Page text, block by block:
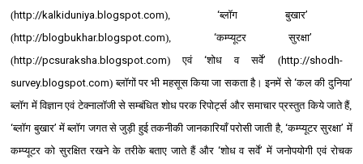
(http://kalkiduniya.blogspot.com),‘ब्‍लॉग बुखार’
(http://blogbukhar.blogspot.com), ‘कम्‍प्‍यूटर सुरक्षा’
(http://pcsuraksha.blogspot.com) एवं‘शोध व सर्वे’ (http://shodh-
survey.blogspot.com) ब्‍लॉगों पर भी महसूस किया जा सकता है। इनमें से ‘कल की दुनिया’
ब्‍लॉग में विज्ञान एवं टेक्‍नालॉजी से सम्‍बंधित शोध परक रिपोर्ट्स और समाचार प्रस्‍तुत किये जाते हैं,
‘ब्‍लॉग बुखार’ में ब्‍लॉग जगत से जुड़ी हुई तकनीकी जानकारियाँ परोसी जाती है, ‘कम्‍प्‍यूटर सुरक्षा’ में
कम्‍प्‍यूटर को सुरक्षित रखने के तरीके बताए जाते हैं और ‘शोध व सर्वे’ में जनोपयोगी एवं रोचक